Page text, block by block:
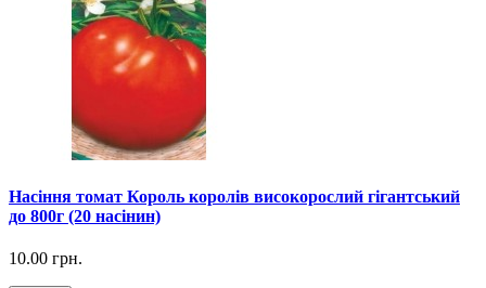
Насіння томат Король королів високорослий гігантський
до 800г (20 насінин)
10.00 грн.